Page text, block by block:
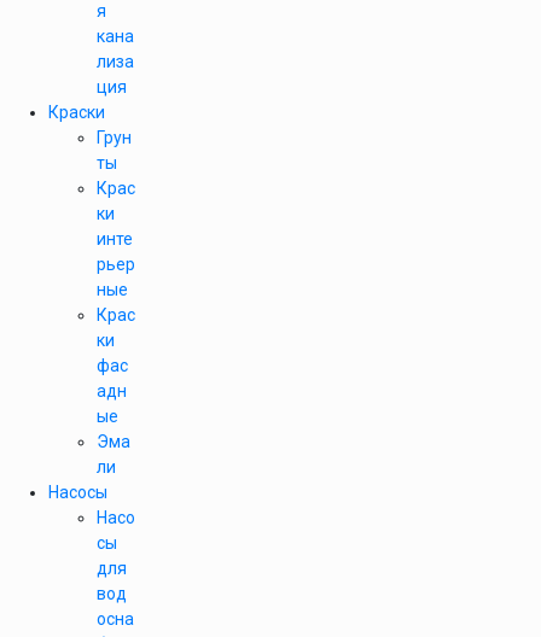
я
кана
лиза
ция
Краски
Грун
ты
Крас
ки
инте
рьер
ные
Крас
ки
фас
адн
ые
Эма
ли
Насосы
Насо
сы
для
вод
осна